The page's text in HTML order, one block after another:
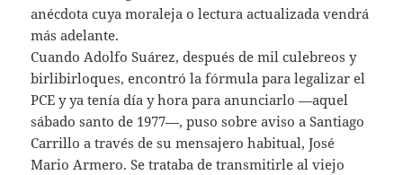
anécdota cuya moraleja o lectura actualizada vendrá
más adelante.
Cuando Adolfo Suárez, después de mil culebreos y
birlibirloques, encontró la fórmula para legalizar el
PCE y ya tenía día y hora para anunciarlo —aquel
sábado santo de 1977—, puso sobre aviso a Santiago
Carrillo a través de su mensajero habitual, José
Mario Armero. Se trataba de transmitirle al viejo